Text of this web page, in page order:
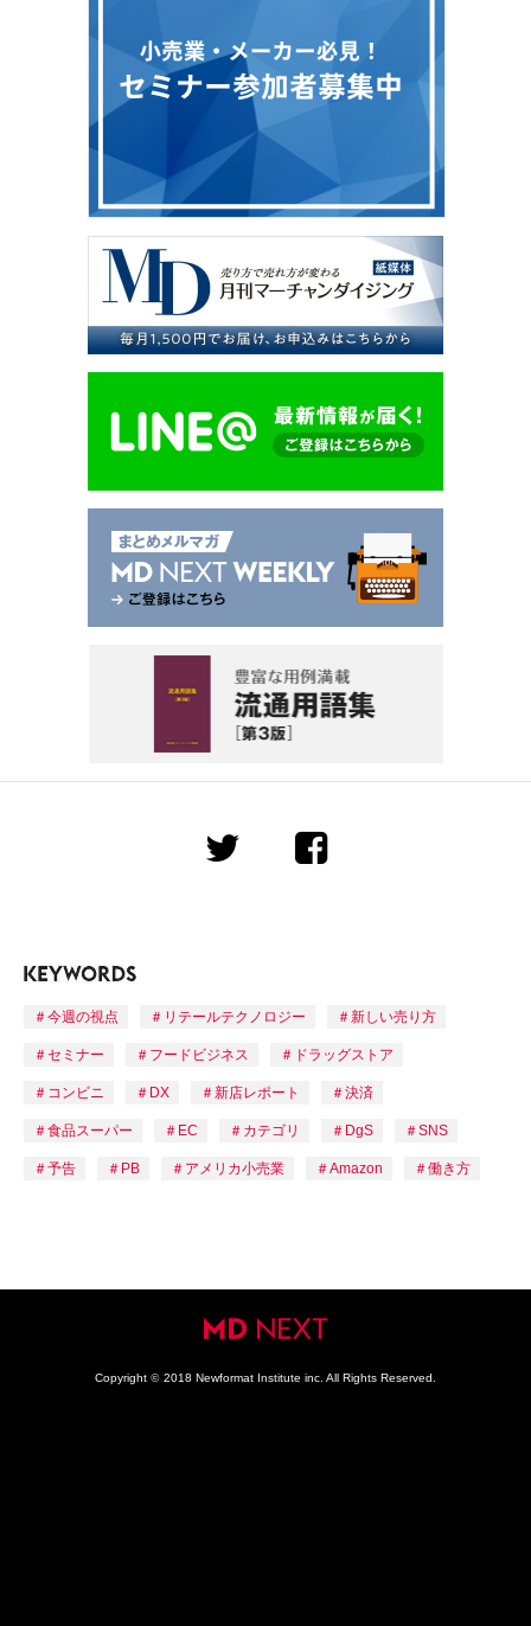
今週の視点 リテールテクノロジー 新しい売り方
セミナー フードビジネス ドラッグストア
コンビニ DX 新店レポート 決済
食品スーパー EC カテゴリ DgS SNS
予告 PB アメリカ小売業 Amazon 働き方
Copyright © 2018 Newformat Institute inc. All Rights Reserved.